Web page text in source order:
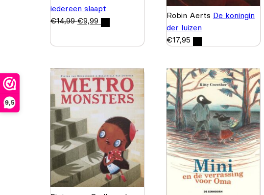
9,5
iedereen slaapt
€14,99 €9,99
Robin Aerts De koningin
der luizen
€17,95